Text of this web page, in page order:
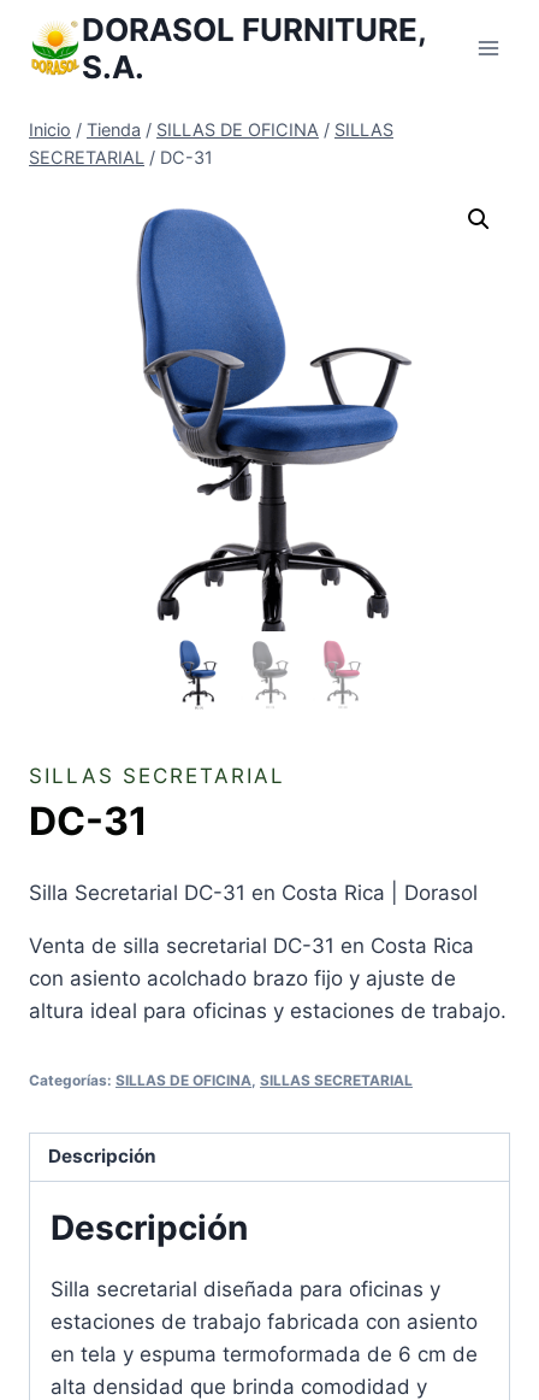
Contenido
DORASOL FURNITURE,
S.A.
Inicio / Tienda / SILLAS DE OFICINA / SILLAS
SECRETARIAL / DC-31
SILLAS SECRETARIAL
DC-31
Silla Secretarial DC-31 en Costa Rica | Dorasol
Venta de silla secretarial DC-31 en Costa Rica
con asiento acolchado brazo fijo y ajuste de
altura ideal para oficinas y estaciones de trabajo.
Categorías: SILLAS DE OFICINA SILLAS SECRETARIAL
Descripción
Descripción
Silla secretarial diseñada para oficinas y
estaciones de trabajo fabricada con asiento
en tela y espuma termoformada de 6 cm de
alta densidad que brinda comodidad y